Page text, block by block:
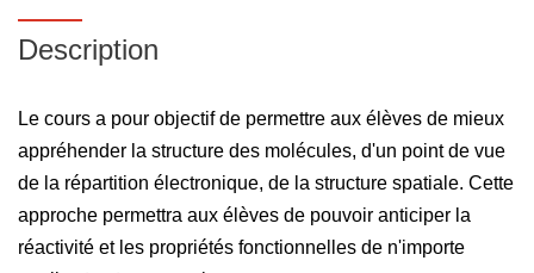
Description
Le cours a pour objectif de permettre aux élèves de mieux
appréhender la structure des molécules, d'un point de vue
de la répartition électronique, de la structure spatiale. Cette
approche permettra aux élèves de pouvoir anticiper la
réactivité et les propriétés fonctionnelles de n'importe